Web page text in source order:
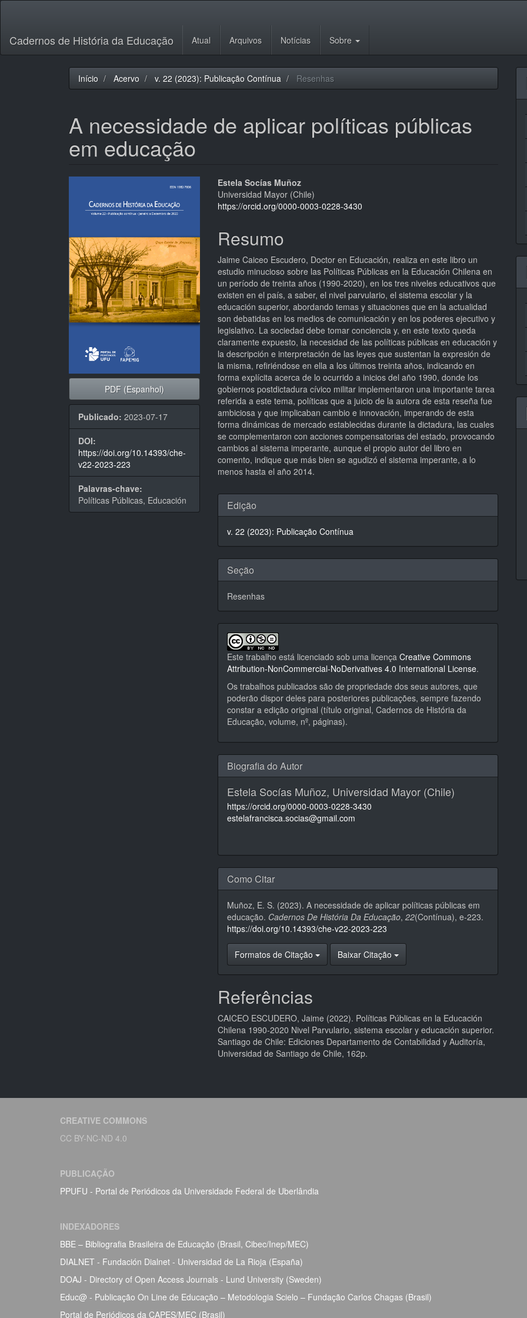
principal
Barra
Cadernos de História da Educação Atual Arquivos Notícias Sobre
Início Acervo v. 22 (2023): Publicação Contínua Resenhas
A necessidade de aplicar políticas públicas
em educação
lateral
artigos
PDF (Espanhol)
Publicado: 2023-07-17
DOI:
https://doi.org/10.14393/che-
v22-2023-223
Palavras-chave:
Políticas Públicas, Educación
Conteúdo
do
principal
Estela Socías Muñoz
Universidad Mayor (Chile)
https://orcid.org/0000-0003-0228-3430
Resumo
Jaime Caiceo Escudero, Doctor en Educación, realiza en este libro un
estudio minucioso sobre las Políticas Públicas en la Educación Chilena en
un período de treinta años (1990-2020), en los tres niveles educativos que
existen en el país, a saber, el nivel parvulario, el sistema escolar y la
educación superior, abordando temas y situaciones que en la actualidad
son debatidas en los medios de comunicación y en los poderes ejecutivo y
legislativo. La sociedad debe tomar conciencia y, en este texto queda
claramente expuesto, la necesidad de las políticas públicas en educación y
la descripción e interpretación de las leyes que sustentan la expresión de
la misma, refiriéndose en ella a los últimos treinta años, indicando en
forma explícita acerca de lo ocurrido a inicios del año 1990, donde los
gobiernos postdictadura cívico militar implementaron una importante tarea
referida a este tema, políticas que a juicio de la autora de esta reseña fue
ambiciosa y que implicaban cambio e innovación, imperando de esta
forma dinámicas de mercado establecidas durante la dictadura, las cuales
se complementaron con acciones compensatorias del estado, provocando
cambios al sistema imperante, aunque el propio autor del libro en
comento, indique que más bien se agudizó el sistema imperante, a lo
menos hasta el año 2014.
Detalhes
do
artigo
Edição
v. 22 (2023): Publicação Contínua
Seção
Resenhas
Este trabalho está licenciado sob uma licençaCreative Commons
Attribution-NonCommercial-NoDerivatives 4.0 International License.
Os trabalhos publicados são de propriedade dos seus autores, que
poderão dispor deles para posteriores publicações, sempre fazendo
constar a edição original (título original, Cadernos de História da
Educação, volume, nº, páginas).
Biografia do Autor
Estela Socías Muñoz, Universidad Mayor (Chile)
https://orcid.org/0000-0003-0228-3430
estelafrancisca.socias@gmail.com
Como Citar
Muñoz, E. S. (2023). A necessidade de aplicar políticas públicas em
educação. Cadernos De História Da Educação,22(Contínua), e-223.
https://doi.org/10.14393/che-v22-2023-223
Formatos de Citação Baixar Citação
Referências
CAICEO ESCUDERO, Jaime (2022). Políticas Públicas en la Educación
Chilena 1990-2020 Nivel Parvulario, sistema escolar y educación superior.
Santiago de Chile: Ediciones Departamento de Contabilidad y Auditoría,
Universidad de Santiago de Chile, 162p.
CREATIVE COMMONS
CC BY-NC-ND 4.0
PUBLICAÇÃO
PPUFU - Portal de Periódicos da Universidade Federal de Uberlândia
INDEXADORES
BBE – Bibliografia Brasileira de Educação (Brasil, Cibec/Inep/MEC)
DIALNET - Fundación Dialnet - Universidad de La Rioja (España)
DOAJ - Directory of Open Access Journals - Lund University (Sweden)
Educ@ - Publicação On Line de Educação – Metodologia Scielo – Fundação Carlos Chagas (Brasil)
Portal de Periódicos da CAPES/MEC (Brasil)